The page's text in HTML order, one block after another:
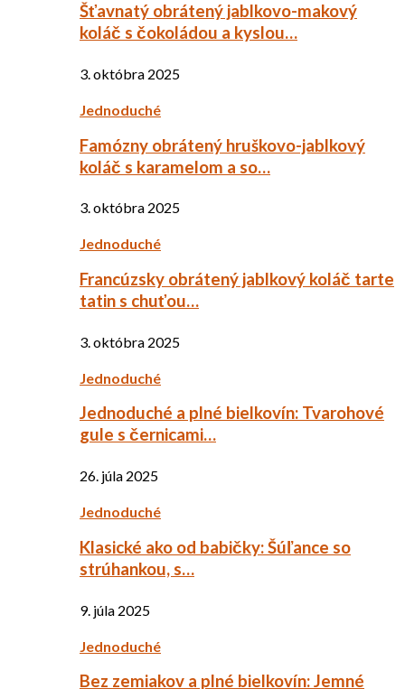
Šťavnatý obrátený jablkovo-makový
koláč s čokoládou a kyslou…
3. októbra 2025
Jednoduché
Famózny obrátený hruškovo-jablkový
koláč s karamelom a so…
3. októbra 2025
Jednoduché
Francúzsky obrátený jablkový koláč tarte
tatin s chuťou…
3. októbra 2025
Jednoduché
Jednoduché a plné bielkovín: Tvarohové
gule s černicami…
26. júla 2025
Jednoduché
Klasické ako od babičky: Šúľance so
strúhankou, s…
9. júla 2025
Jednoduché
Bez zemiakov a plné bielkovín: Jemné